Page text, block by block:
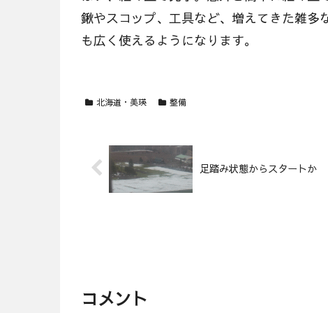
鍬やスコップ、工具など、増えてきた雑
も広く使えるようになります。
北海道・美瑛 整備
足踏み状態からスタートか
コメント